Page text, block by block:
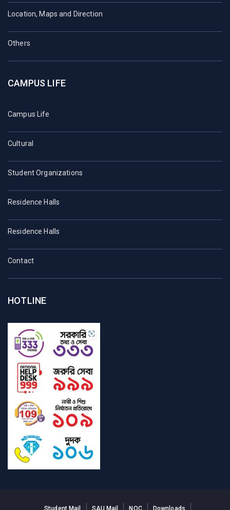
Location, Maps and Direction
Others
CAMPUS LIFE
Campus Life
Cultural
Student Organizations
Residence Halls
Residence Halls
Contact
HOTLINE